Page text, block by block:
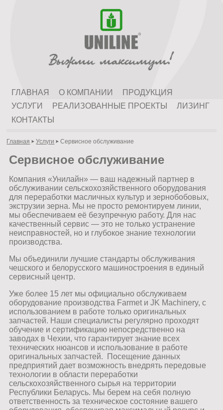
ГЛАВНАЯ О КОМПАНИИ
ПРОДУКЦИЯ
УСЛУГИ
РЕАЛИЗОВАННЫЕ ПРОЕКТЫ
ЛИЗИНГ
КОНТАКТЫ
Главная Услуги Сервисное обслуживание
Сервисное обслуживание
Компания «Унилайн» — ваш надежный партнер в
обслуживании сельскохозяйственного оборудования
для переработки масличных культур и зернобобовых,
экструзии зерна. Мы не просто ремонтируем линии,
мы обеспечиваем её безупречную работу. Для нас
качественный сервис — это не только устранение
неисправностей, но и глубокое знание технологии
производства.
Мы объединили лучшие стандарты обслуживания
чешского и белорусского машиностроения в единый
сервисный центр.
Уже более 15 лет мы официально обслуживаем
оборудование производства Farmet и JK Machinery, с
использованием в работе только оригинальных
запчастей. Наши специалисты регулярно проходят
обучение и сертификацию непосредственно на
заводах в Чехии, что гарантирует знание всех
технических нюансов и использование в работе
оригинальных запчастей. Посещение данных
предприятий дает возможность внедрять передовые
технологии в области переработки
сельскохозяйственного сырья на территории
Республики Беларусь. Мы берем на себя полную
ответственность за техническое состояние вашего